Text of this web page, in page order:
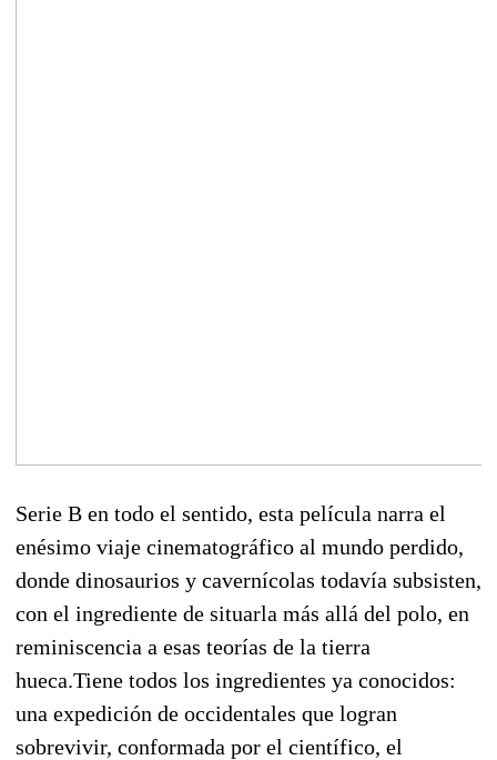
Serie B en todo el sentido, esta película narra el
enésimo viaje cinematográfico al mundo perdido,
donde dinosaurios y cavernícolas todavía subsisten,
con el ingrediente de situarla más allá del polo, en
reminiscencia a esas teorías de la tierra
hueca.Tiene todos los ingredientes ya conocidos:
una expedición de occidentales que logran
sobrevivir, conformada por el científico, el